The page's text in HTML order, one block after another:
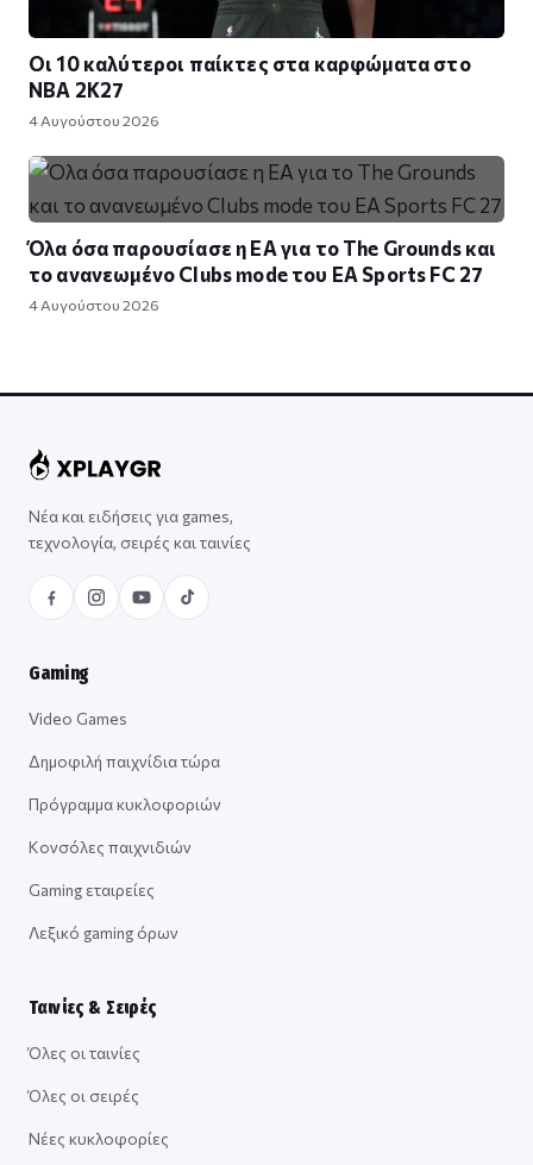
Οι 10 καλύτεροι παίκτες στα καρφώματα στο
NBA 2K27
4 Αυγούστου 2026
Όλα όσα παρουσίασε η EA για το The Grounds και
το ανανεωμένο Clubs mode του EA Sports FC 27
4 Αυγούστου 2026
Νέα και ειδήσεις για games,
τεχνολογία, σειρές και ταινίες
Gaming
Video Games
Δημοφιλή παιχνίδια τώρα
Πρόγραμμα κυκλοφοριών
Κονσόλες παιχνιδιών
Gaming εταιρείες
Λεξικό gaming όρων
Ταινίες & Σειρές
Όλες οι ταινίες
Όλες οι σειρές
Νέες κυκλοφορίες